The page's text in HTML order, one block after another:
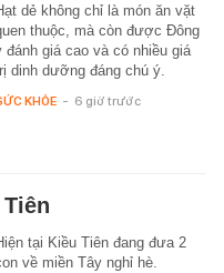
dẻ không chỉ là món ăn vặt
thuộc, mà còn được Đông
đánh giá cao và có nhiều giá
dinh dưỡng đáng chú ý.
KHỎE - 6 giờ trước
tại Kiều Tiên đang đưa 2
về miền Tây nghỉ hè.